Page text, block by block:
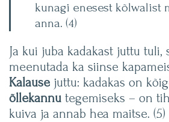
kunagi enesest kõlwalist
anna. (4)
Ja kui juba kadakast juttu tuli,
meenutada ka siinse
Kalause juttu: kadakas on
õllekannu tegemiseks – on
kuiva ja annab hea maitse. (5)